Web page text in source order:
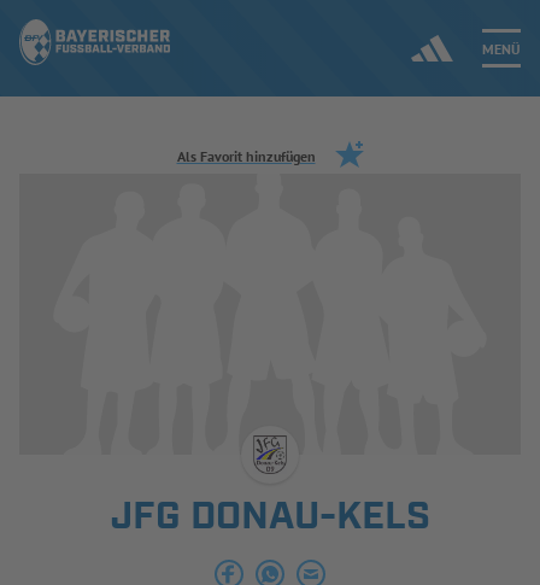
MENÜ
Jetzt einloggen
INFOTHEK SPIELPLUS
Als Favorit hinzufügen
JFG DONAU-KELS